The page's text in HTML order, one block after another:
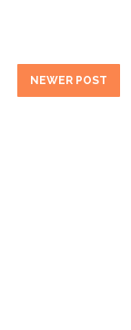
NEWER POST